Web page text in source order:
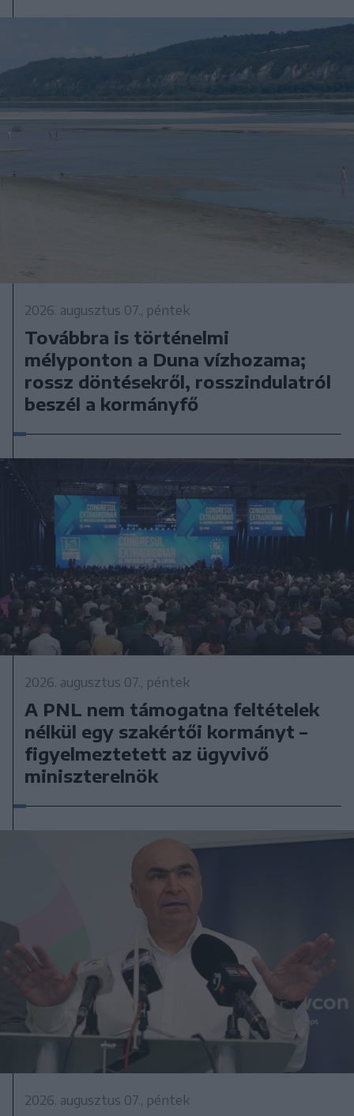
2026. augusztus 07., péntek
Továbbra is történelmi
mélyponton a Duna vízhozama;
rossz döntésekről, rosszindulatról
beszél a kormányfő
2026. augusztus 07., péntek
A PNL nem támogatna feltételek
nélkül egy szakértői kormányt –
figyelmeztetett az ügyvivő
miniszterelnök
2026. augusztus 07., péntek